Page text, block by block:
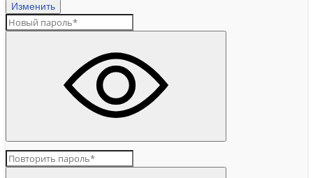
Изменить